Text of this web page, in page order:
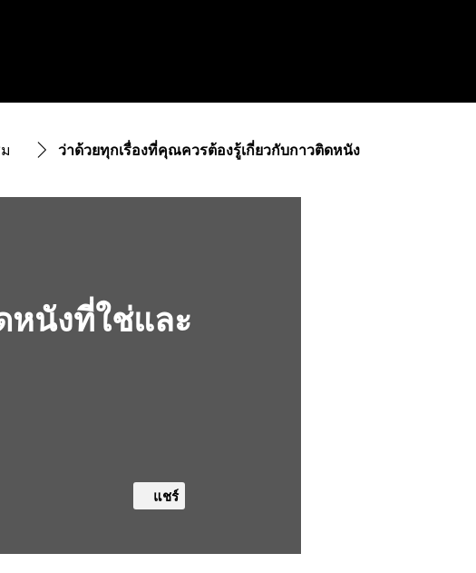
ว่าด้วยทุกเรื่องที่คุณควรต้องรู้เกี่ยวกับกาวติดหนัง
หนังที่ใช่และ
แชร์